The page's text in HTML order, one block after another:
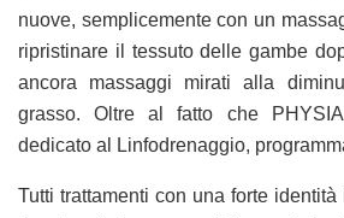
nuove, semplicemente con un
ripristinare il tessuto delle gambe
ancora massaggi mirati alla
grasso. Oltre al fatto che
dedicato al Linfodrenaggio,
Tutti trattamenti con una forte